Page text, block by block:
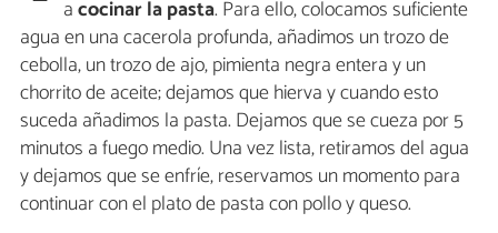
acocinar la pasta. Para ello, colocamos suficiente
agua en una cacerola profunda, añadimos un trozo de
cebolla, un trozo de ajo, pimienta negra entera y un
chorrito de aceite; dejamos que hierva y cuando esto
suceda añadimos la pasta. Dejamos que se cueza por 5
minutos a fuego medio. Una vez lista, retiramos del agua
y dejamos que se enfríe, reservamos un momento para
continuar con el plato de pasta con pollo y queso.